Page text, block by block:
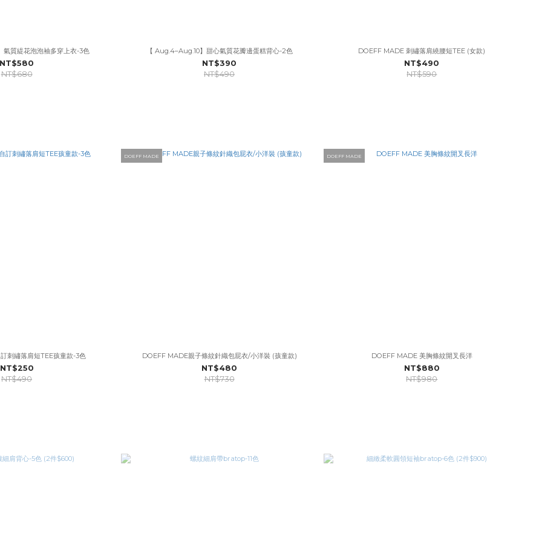
氣質緹花泡泡袖多穿上衣-3色
NT$580
NT$680
【 Aug.4–Aug.10】甜心氣質花瓣邊蛋糕背心-2色
NT$390
NT$490
DOEFF MADE 刺繡落肩繞腰短TEE (女款)
NT$490
NT$590
刺繡落肩短TEE孩童款-3色
NT$250
NT$490
DOEFF MADE
DOEFF MADE親子條紋針織包屁衣/小洋裝 (孩童款)
NT$480
NT$730
DOEFF MADE
DOEFF MADE 美胸條紋開叉長洋
NT$880
NT$980